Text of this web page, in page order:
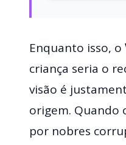
Enquanto isso, o
criança seria o
visão é
origem. Quando
por nobres